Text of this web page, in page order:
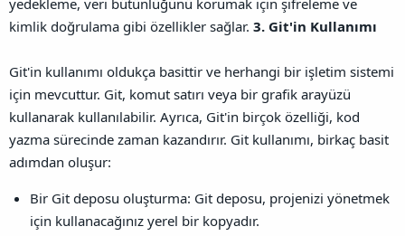
kimlik doğrulama gibi özellikler sağlar. 3. Git'in Kullanımı
Git'in kullanımı oldukça basittir ve herhangi bir işletim sistemi
için mevcuttur. Git, komut satırı veya bir grafik arayüzü
kullanarak kullanılabilir. Ayrıca, Git'in birçok özelliği, kod
yazma sürecinde zaman kazandırır. Git kullanımı, birkaç basit
adımdan oluşur:
Bir Git deposu oluşturma: Git deposu, projenizi yönetmek
için kullanacağınız yerel bir kopyadır.